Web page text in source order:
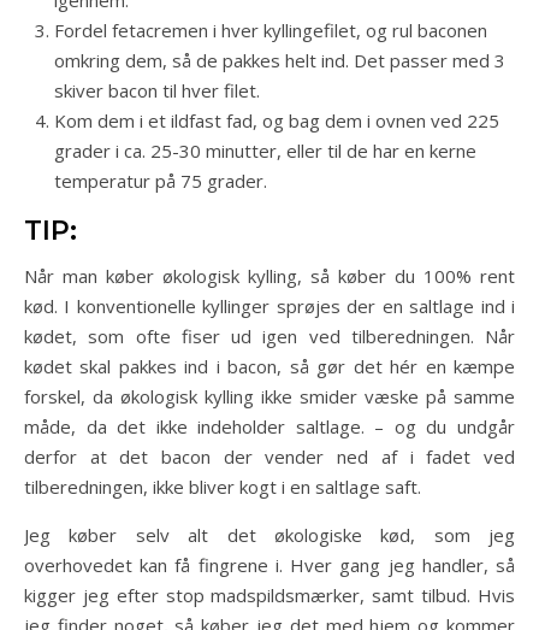
Fordel fetacremen i hver kyllingefilet, og rul baconen
omkring dem, så de pakkes helt ind. Det passer med 3
skiver bacon til hver filet.
Kom dem i et ildfast fad, og bag dem i ovnen ved 225
grader i ca. 25-30 minutter, eller til de har en kerne
temperatur på 75 grader.
TIP:
Når man køber økologisk kylling, så køber du 100% rent
kød. I konventionelle kyllinger sprøjes der en saltlage ind i
kødet, som ofte fiser ud igen ved tilberedningen. Når
kødet skal pakkes ind i bacon, så gør det hér en kæmpe
forskel, da økologisk kylling ikke smider væske på samme
måde, da det ikke indeholder saltlage. – og du undgår
derfor at det bacon der vender ned af i fadet ved
tilberedningen, ikke bliver kogt i en saltlage saft.
Jeg køber selv alt det økologiske kød, som jeg
overhovedet kan få fingrene i. Hver gang jeg handler, så
kigger jeg efter stop madspildsmærker, samt tilbud. Hvis
jeg finder noget, så køber jeg det med hjem og kommer